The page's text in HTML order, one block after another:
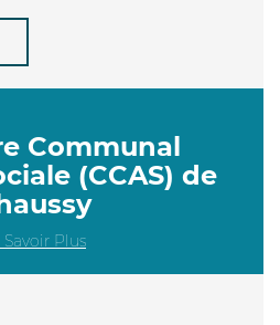
Communal
(CCAS) de
Savoir Plus